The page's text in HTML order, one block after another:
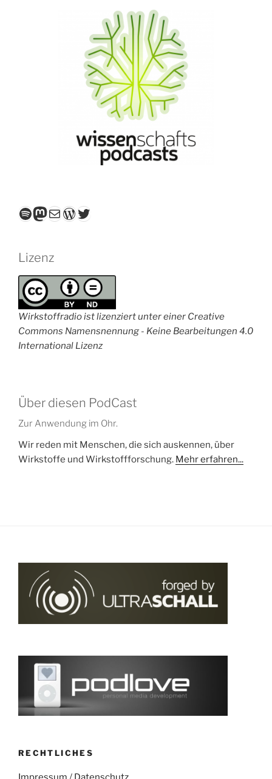
Spotify
Mastodon
E-MailWordPress
Twitter
Lizenz
Wirkstoffradio ist lizenziert unter einer Creative
Commons Namensnennung - Keine Bearbeitungen 4.0
International Lizenz
Über diesen PodCast
Zur Anwendung im Ohr.
Wir reden mit Menschen, die sich auskennen, über
Wirkstoffe und Wirkstoffforschung. Mehr erfahren...
RECHTLICHES